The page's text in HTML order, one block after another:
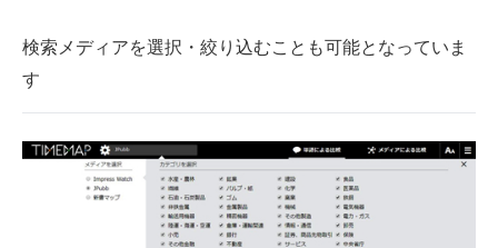
検索メディアを選択・絞り込むことも可能となっていま
す